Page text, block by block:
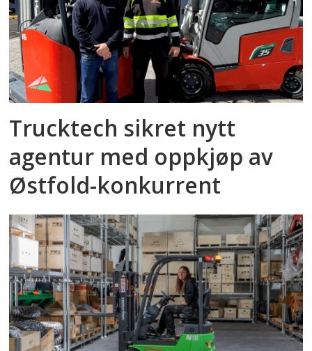
Trucktech sikret nytt
agentur med oppkjøp av
Østfold-konkurrent